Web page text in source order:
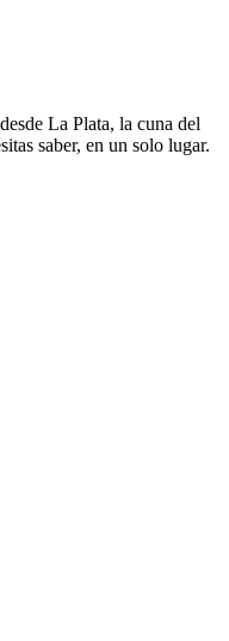
La Plata, la cuna del
saber, en un solo lugar.